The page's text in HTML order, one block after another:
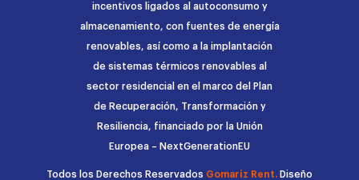
incentivos ligados al autoconsumo y
almacenamiento, con fuentes de energía
renovables, así como a la implantación
de sistemas térmicos renovables al
sector residencial en el marco del Plan
de Recuperación, Transformación y
Resiliencia, financiado por la Unión
Europea – NextGenerationEU
Todos los Derechos Reservados Gomariz Rent. Diseño